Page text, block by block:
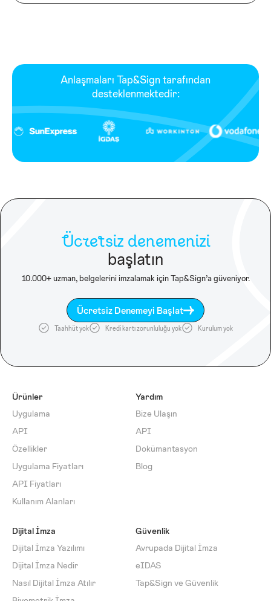
Anlaşmaları Tap&Sign tarafından
desteklenmektedir:
Ücretsiz denemenizi
başlatın
10.000+ uzman, belgelerini imzalamak için Tap&Sign’a güveniyor.
Ücretsiz Denemeyi Başlat
Taahhüt yok Kredi kartı zorunluluğu yok Kurulum yok
Ürünler
Uygulama
API
Özellikler
Uygulama Fiyatları
API Fiyatları
Kullanım Alanları
Yardım
Bize Ulaşın
API
Dokümantasyon
Blog
Dijital İmza
Dijital İmza Yazılımı
Dijital İmza Nedir
Nasıl Dijital İmza Atılır
Güvenlik
Avrupada Dijital İmza
eIDAS
Tap&Sign ve Güvenlik